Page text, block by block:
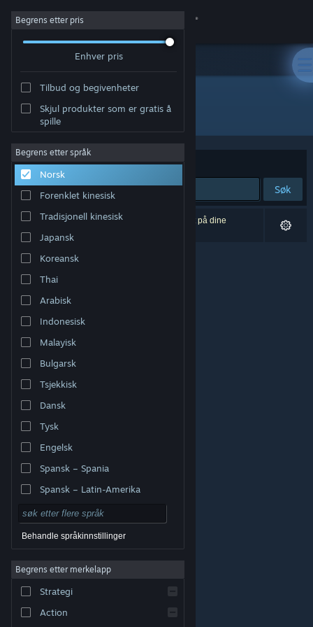
Logg inn
Om
Kundestøtte
Bytt språk
Skaff deg Steam-appen på mobil
Vis skrivebordsversjon
© Valve Corporation. Alle rettigheter reservert. Alle
Retningslinjer for personvern
Tilgjengelighet
|Steams abonnementsavtale
Refusjoner
Begrens etter pris
Enhver pris
Tilbud og begivenheter
Skjul produkter som er gratis å
spille
Begrens etter språk
Norsk
Forenklet kinesisk
Tradisjonell kinesisk
Japansk
Koreansk
Thai
Arabisk
Indonesisk
Malayisk
Bulgarsk
Tsjekkisk
Dansk
Tysk
Engelsk
Spansk – Spania
Spansk – Latin-Amerika
Behandle språkinnstillinger
Begrens etter merkelapp
Strategi
Action
Utvikler: DCGsoft
Sorter etter Relevans
Søk
0 treff på søket. 1 produkt er blitt utelukket basert på dine
innstillinger.